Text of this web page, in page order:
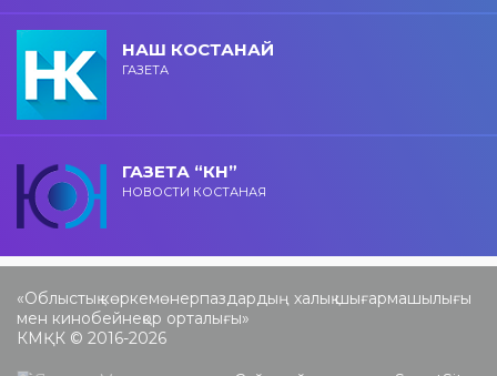
НАШ КОСТАНАЙ
ГАЗЕТА
ГАЗЕТА “КН”
НОВОСТИ КОСТАНАЯ
«Облыстық көркемөнерпаздардың халық шығармашылығы
мен кинобейнеқор орталығы»
КМҚК © 2016-2026